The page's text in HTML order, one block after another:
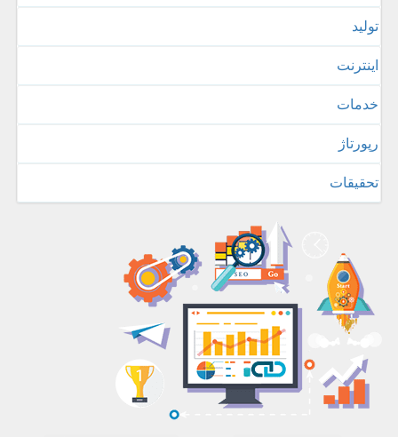
تولید
اینترنت
خدمات
رپورتاژ
تحقیقات